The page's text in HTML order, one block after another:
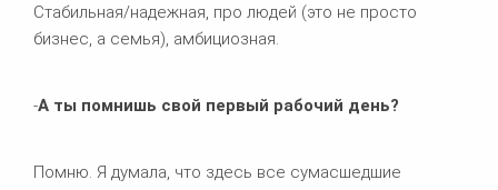
Стабильная/надежная, про людей (это не просто
бизнес, а семья), амбициозная.
-А ты помнишь свой первый рабочий день?
Помню. Я думала, что здесь все сумасшедшие